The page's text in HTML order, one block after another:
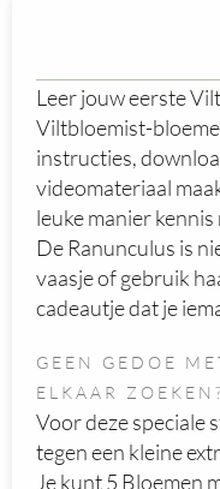
Leer jouw eerste
Viltbloemist-
instructies,
videomateriaal
leuke manier
De Ranunculus is
vaasje of gebruik
cadeautje dat je
GEEN GEDOE
ELKAAR ZOEKEN?
Voor deze speciale
tegen een kleine
Je kunt 5 Bloemen